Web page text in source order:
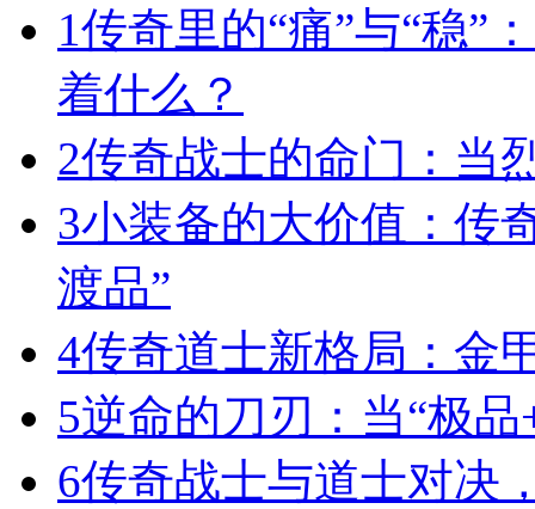
1传奇里的“痛”与“稳”
着什么？
2传奇战士的命门：当
3小装备的大价值：传
渡品”
4传奇道士新格局：金
5逆命的刀刃：当“极
6传奇战士与道士对决